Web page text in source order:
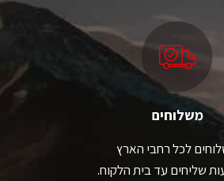
את
האפשרויות
בעמוד
משלוחים
לכל רחבי הארץ
שליחים עד בית הלקוח.